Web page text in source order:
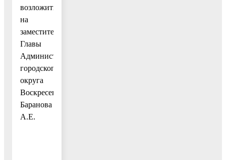
возложить
на
заместителя
Главы
Администрации
городского
округа
Воскресенск
Баранова
А.Е.